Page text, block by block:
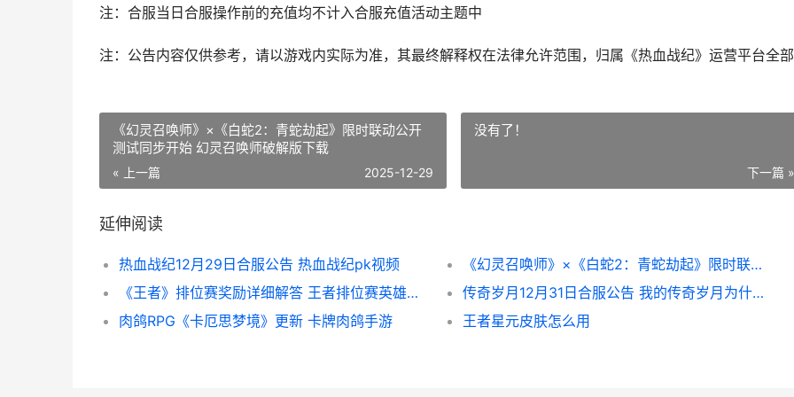
注：合服当日合服操作前的充值均不计入合服充值活动主题中
注：公告内容仅供参考，请以游戏内实际为准，其最终解释权在法律允许范围，归属《热血战纪》运营平台全
《幻灵召唤师》×《白蛇2：青蛇劫起》限时联动公开
测试同步开始 幻灵召唤师破解版下载
« 上一篇 2025-12-29
没有了！
下一篇 »
延伸阅读
热血战纪12月29日合服公告 热血战纪pk视频
《幻灵召唤师》×《白蛇2：青蛇劫起》限时联动公开测试同步开始 幻灵召唤师破解版下载
《王者》排位赛奖励详细解答 王者排位赛英雄熟练多少可以上排位
传奇岁月12月31日合服公告 我的传奇岁月为什么章节乱了
肉鸽RPG《卡厄思梦境》更新 卡牌肉鸽手游
王者星元皮肤怎么用